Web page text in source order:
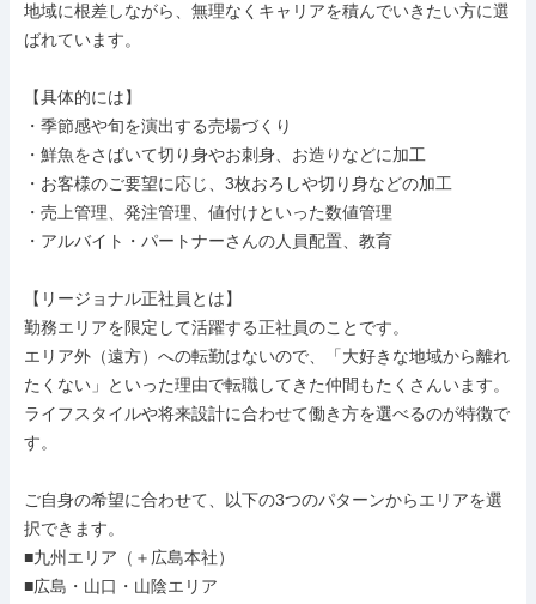
地域に根差しながら、無理なくキャリアを積んでいきたい方に選
ばれています。
【具体的には】
・季節感や旬を演出する売場づくり
・鮮魚をさばいて切り身やお刺身、お造りなどに加工
・お客様のご要望に応じ、3枚おろしや切り身などの加工
・売上管理、発注管理、値付けといった数値管理
・アルバイト・パートナーさんの人員配置、教育
【リージョナル正社員とは】
勤務エリアを限定して活躍する正社員のことです。
エリア外（遠方）への転勤はないので、「大好きな地域から離れ
たくない」といった理由で転職してきた仲間もたくさんいます。
ライフスタイルや将来設計に合わせて働き方を選べるのが特徴で
す。
ご自身の希望に合わせて、以下の3つのパターンからエリアを選
択できます。
■九州エリア（＋広島本社）
■広島・山口・山陰エリア